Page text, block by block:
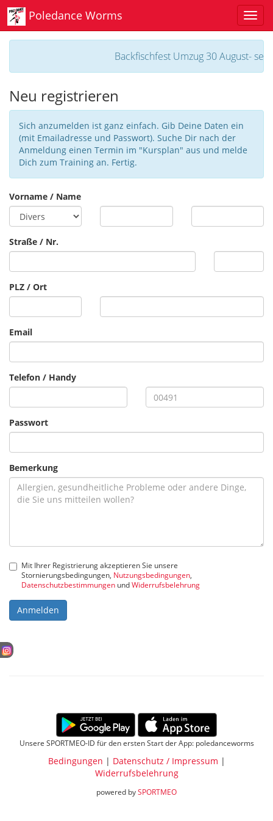
Poledance Worms
Backfischfest Umzug 30 August- sei
Neu registrieren
Sich anzumelden ist ganz einfach. Gib Deine Daten ein
(mit Emailadresse und Passwort). Suche Dir nach der
Anmeldung einen Termin im "Kursplan" aus und melde
Dich zum Training an. Fertig.
Vorname / Name
Straße / Nr.
PLZ / Ort
Email
Telefon / Handy
Passwort
Bemerkung
Mit Ihrer Registrierung akzeptieren Sie unsere
Stornierungsbedingungen, Nutzungsbedingungen
Datenschutzbestimmungen undWiderrufsbelehrung
Anmelden
Unsere SPORTMEO-ID für den ersten Start der App: poledanceworms
Bedingungen | Datenschutz / Impressum |
Widerrufsbelehrung
powered bySPORTMEO